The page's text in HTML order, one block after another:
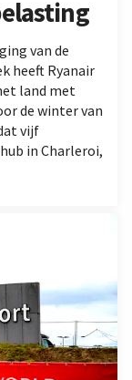
van de
heeft Ryanair
land met
de winter van
vijf
in Charleroi,